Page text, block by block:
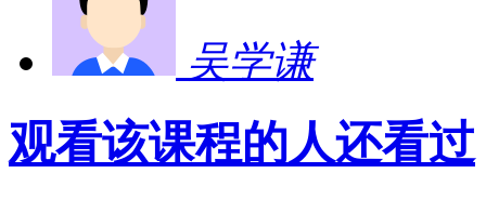
吴学谦
观看该课程的人还看过